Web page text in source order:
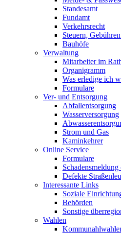
Standesamt
Fundamt
Verkehrsrecht
Steuern,
Bauhöfe
Verwaltung
Mitarbeiter im
Organigramm
Was erledige ich
Formulare
Ver- und Entsorgung
Abfallentsorgung
Wasserversorgung
Strom und Gas
Kaminkehrer
Online Service
Formulare
Defekte
Interessante Links
Soziale
Behörden
Sonstige
Wahlen